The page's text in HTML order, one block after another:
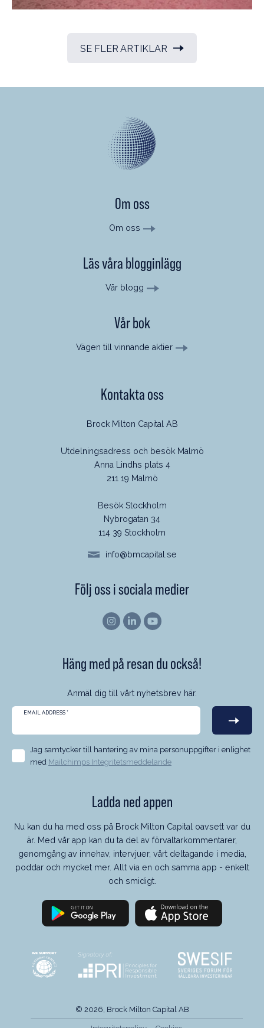
SE FLER ARTIKLAR
Om oss
Om oss
Läs våra blogginlägg
Vår blogg
Vår bok
Vägen till vinnande aktier
Kontakta oss
Brock Milton Capital AB
Utdelningsadress och besök Malmö
Anna Lindhs plats 4
211 19 Malmö
Besök Stockholm
Nybrogatan 34
114 39 Stockholm
info@bmcapital.se
Följ oss i sociala medier
Häng med på resan du också!
Anmäl dig till vårt nyhetsbrev här.
EMAIL ADDRESS *
Jag samtycker till hantering av mina personuppgifter i enlighet
med Mailchimps Integritetsmeddelande
Ladda ned appen
Nu kan du ha med oss på Brock Milton Capital oavsett var du
är. Med vår app kan du ta del av förvaltarkommentarer,
genomgång av innehav, intervjuer, vårt deltagande i media,
poddar och mycket mer. Allt via en och samma app - enkelt
och smidigt.
© 2026, Brock Milton Capital AB